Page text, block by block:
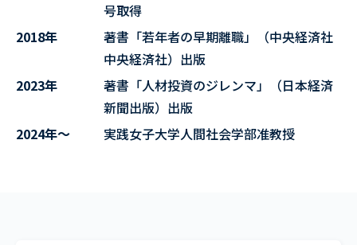
号取得
2018年
著書「若年者の早期離職」（中央経済社
中央経済社）出版
2023年
著書「人材投資のジレンマ」（日本経済
新聞出版）出版
2024年～
実践女子大学人間社会学部准教授